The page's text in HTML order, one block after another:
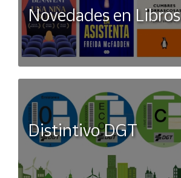
Novedades en Libros
Distintivo DGT